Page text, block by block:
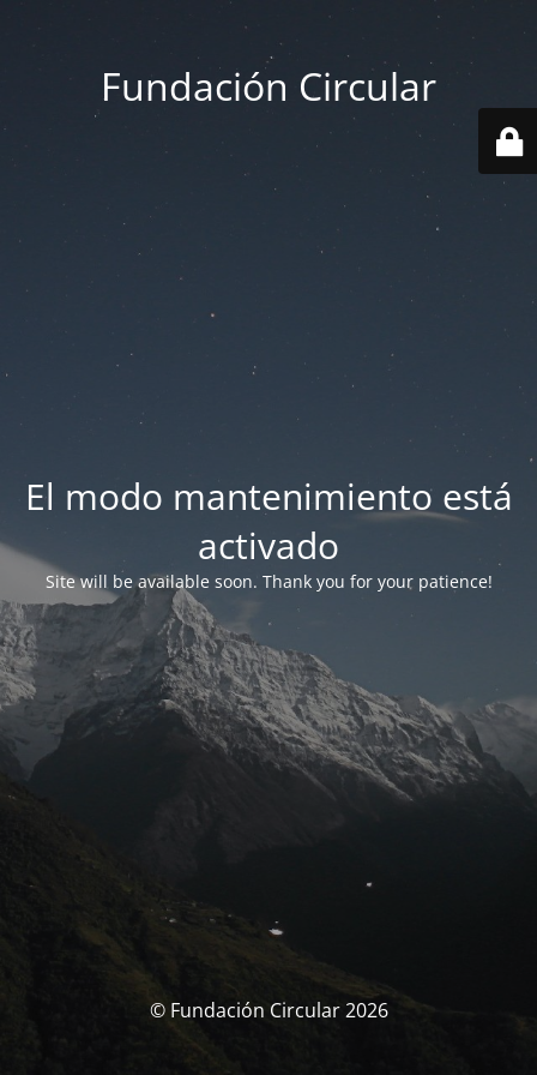
Fundación Circular
El modo mantenimiento está
activado
Site will be available soon. Thank you for your patience!
© Fundación Circular 2026